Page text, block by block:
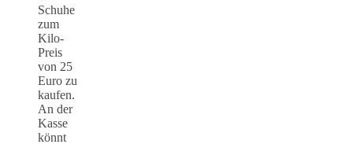
Schuhe
zum
Kilo-
Preis
von 25
Euro zu
kaufen.
An der
Kasse
könnt